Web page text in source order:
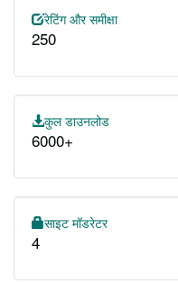
रेटिंग और समीक्षा
250
कुल डाउनलोड
6000+
साइट मॉडरेटर
4